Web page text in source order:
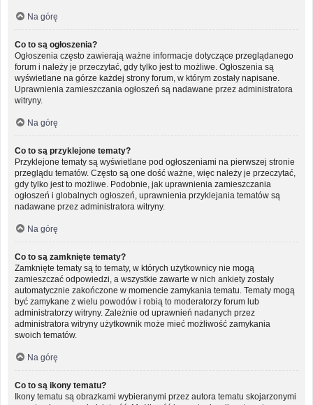
Na górę
Co to są ogłoszenia?
Ogłoszenia często zawierają ważne informacje dotyczące przeglądanego
forum i należy je przeczytać, gdy tylko jest to możliwe. Ogłoszenia są
wyświetlane na górze każdej strony forum, w którym zostały napisane.
Uprawnienia zamieszczania ogłoszeń są nadawane przez administratora
witryny.
Na górę
Co to są przyklejone tematy?
Przyklejone tematy są wyświetlane pod ogłoszeniami na pierwszej stronie
przeglądu tematów. Często są one dość ważne, więc należy je przeczytać,
gdy tylko jest to możliwe. Podobnie, jak uprawnienia zamieszczania
ogłoszeń i globalnych ogłoszeń, uprawnienia przyklejania tematów są
nadawane przez administratora witryny.
Na górę
Co to są zamknięte tematy?
Zamknięte tematy są to tematy, w których użytkownicy nie mogą
zamieszczać odpowiedzi, a wszystkie zawarte w nich ankiety zostały
automatycznie zakończone w momencie zamykania tematu. Tematy mogą
być zamykane z wielu powodów i robią to moderatorzy forum lub
administratorzy witryny. Zależnie od uprawnień nadanych przez
administratora witryny użytkownik może mieć możliwość zamykania
swoich tematów.
Na górę
Co to są ikony tematu?
Ikony tematu są obrazkami wybieranymi przez autora tematu skojarzonymi